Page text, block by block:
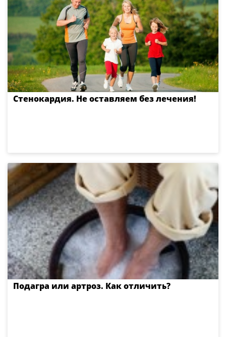
Стенокардия. Не оставляем без лечения!
Подагра или артроз. Как отличить?